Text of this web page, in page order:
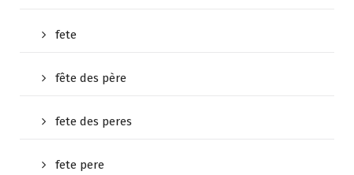
fete
fête des père
fete des peres
fete pere